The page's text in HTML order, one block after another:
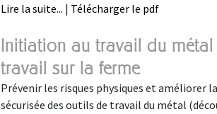
Lire la suite... | Télécharger le pdf
Initiation au travail du
travail sur la ferme
Prévenir les risques physiques et
sécurisée des outils de travail du métal